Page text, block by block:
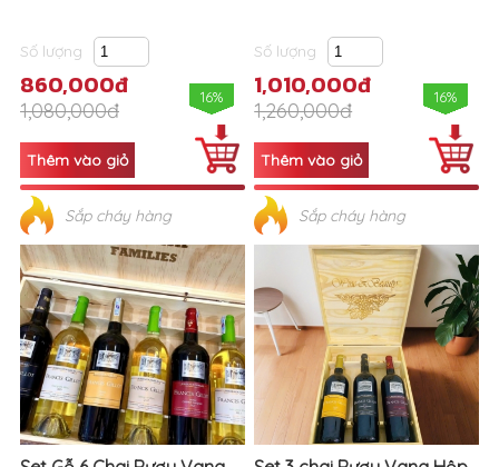
Số lượng
860,000đ
1,080,000đ
16%
Sắp cháy hàng
Số lượng
1,010,000đ
1,260,000đ
16%
Sắp cháy hàng